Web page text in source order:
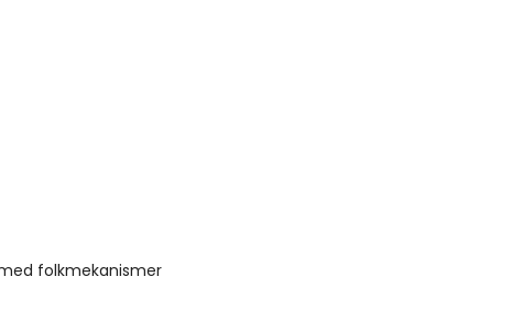
folkmekanismer